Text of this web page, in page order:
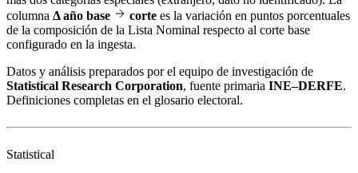
columna Δ año base corte es la variación en puntos porcentuales
de la composición de la Lista Nominal respecto al corte base
configurado en la ingesta.
Datos y análisis preparados por el equipo de investigación de
Statistical Research Corporation, fuente primaria INE–DERFE.
Definiciones completas en el glosario electoral.
Statistical